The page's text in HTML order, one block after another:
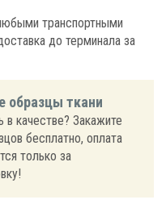
транспортными
до терминала за
образцы ткани
в качестве? Закажите
бесплатно, оплата
только за